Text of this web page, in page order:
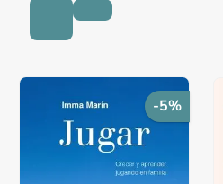
-5%